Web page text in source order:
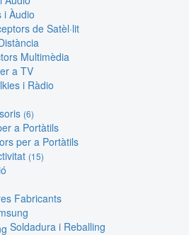
i Àudio
de Satèl·lit
Multimèdia
a TV
i Ràdio
(6)
a Portàtils
per a Portàtils
(15)
Fabricants
Soldadura i Reballing